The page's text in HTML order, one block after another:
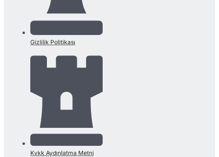
Gizlilik Politikası
Kvkk Aydınlatma Metni